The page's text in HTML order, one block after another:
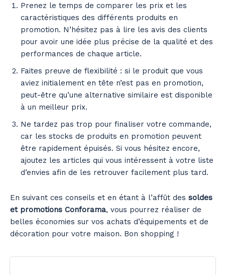
Prenez le temps de comparer les prix et les
caractéristiques des différents produits en
promotion. N’hésitez pas à lire les avis des clients
pour avoir une idée plus précise de la qualité et des
performances de chaque article.
Faites preuve de flexibilité : si le produit que vous
aviez initialement en tête n’est pas en promotion,
peut-être qu’une alternative similaire est disponible
à un meilleur prix.
Ne tardez pas trop pour finaliser votre commande,
car les stocks de produits en promotion peuvent
être rapidement épuisés. Si vous hésitez encore,
ajoutez les articles qui vous intéressent à votre liste
d’envies afin de les retrouver facilement plus tard.
En suivant ces conseils et en étant à l’affût des soldes
et promotions Conforama, vous pourrez réaliser de
belles économies sur vos achats d’équipements et de
décoration pour votre maison. Bon shopping !